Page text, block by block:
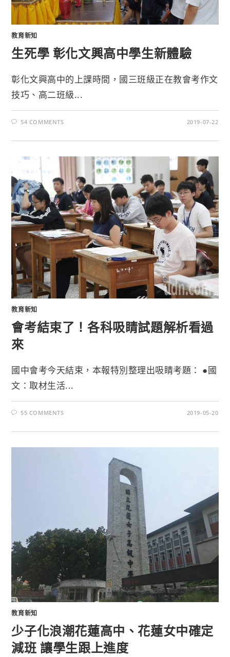
教育新知
生死學 彰化文興高中學生新體驗
彰化文興高中的上課時間，國三班級正在教會考作文
技巧、高二班級...
54 COMMENTS 2019-07-22
教育新知
會考結束了！各科吸睛試題解析看過
來
國中會考今天結束，本報特別整理出吸睛考題： ●國
文：取材生活...
55 COMMENTS 2019-05-20
教育新知
少子化浪潮花蓮高中、花蓮女中確定
減班 讓學生跟上進度